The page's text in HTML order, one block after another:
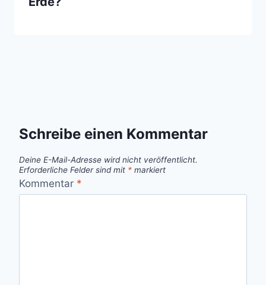
Schreibe einen Kommentar
Deine E-Mail-Adresse wird nicht veröffentlicht.
Erforderliche Felder sind mit * markiert
Kommentar *